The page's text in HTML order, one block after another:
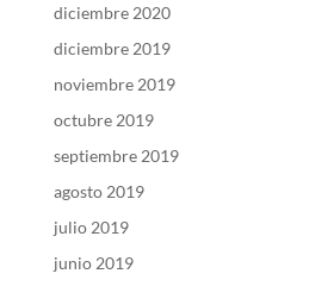
diciembre 2020
diciembre 2019
noviembre 2019
octubre 2019
septiembre 2019
agosto 2019
julio 2019
junio 2019